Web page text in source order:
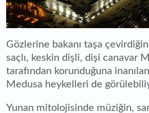
Gözlerine bakanı taşa
saçlı, keskin dişli, dişi canavar
tarafından korunduğuna
Medusa heykelleri de
Yunan mitolojisinde müziğin,